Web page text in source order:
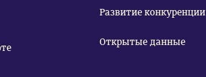
Развитие конкуренции
Открытые данные